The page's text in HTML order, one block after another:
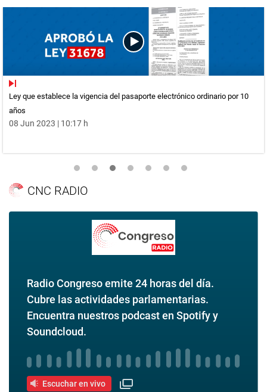
Ley que establece la vigencia del pasaporte electrónico ordinario por 10
años
08 Jun 2023 | 10:17 h
CNC RADIO
Radio Congreso emite 24 horas del día.
Cubre las actividades parlamentarias.
Encuentra nuestros podcast en Spotify y
Soundcloud.
Escuchar en vivo